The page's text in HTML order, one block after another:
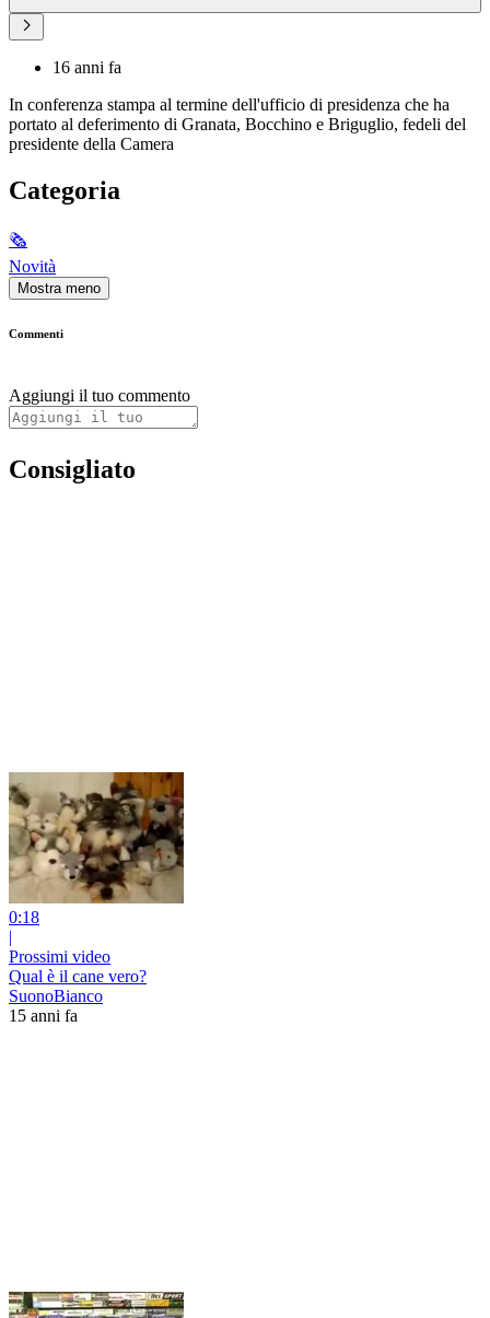
16 anni fa
In conferenza stampa al termine dell'ufficio di presidenza che ha
portato al deferimento di Granata, Bocchino e Briguglio, fedeli del
presidente della Camera
Categoria
🗞
Novità
Mostra meno
Commenti
Aggiungi il tuo commento
Consigliato
0:18
|
Prossimi video
Qual è il cane vero?
SuonoBianco
15 anni fa